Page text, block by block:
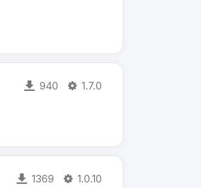
940 1.7.0
1369 1.0.10